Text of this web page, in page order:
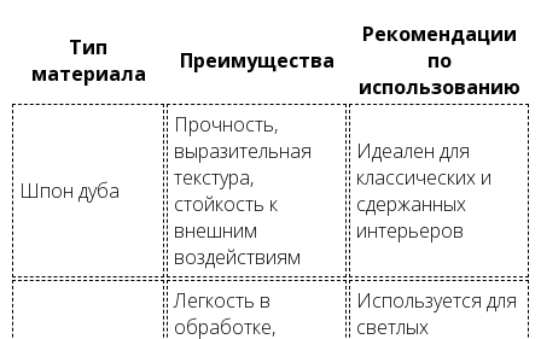
Тип
материала
Преимущества
Рекомендации
по
использованию
Шпон дуба
Прочность,
выразительная
текстура,
стойкость к
внешним
воздействиям
Идеален для
классических и
сдержанных
интерьеров
Легкость в
обработке,
Используется для
светлых